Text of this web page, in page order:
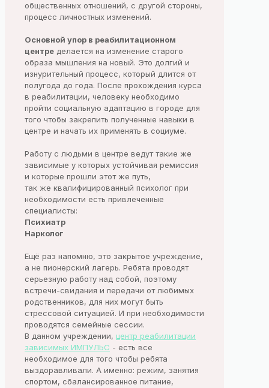
общественных отношений, с другой стороны,
процесс личностных изменений.
Основной упор в реабилитационном
центре делается на изменение старого
образа мышления на новый. Это долгий и
изнурительный процесс, который длится от
полугода до года. После прохождения курса
в реабилитации, человеку необходимо
пройти социальную адаптацию в городе для
того чтобы закрепить полученные навыки в
центре и начать их применять в социуме.
Работу с людьми в центре ведут такие же
зависимые у которых устойчивая ремиссия
и которые прошли этот же путь,
так же квалифицированный психолог при
необходимости есть привлеченные
специалисты:
Психиатр
Нарколог
Ещё раз напомню, это закрытое учреждение,
а не пионерский лагерь. Ребята проводят
серьезную работу над собой, поэтому
встречи-свидания и передачи от любимых
родственников, для них могут быть
стрессовой ситуацией. И при необходимости
проводятся семейные сессии.
В данном учреждении, центр реабилитации
зависимых ИМПУЛЬС - есть все
необходимое для того чтобы ребята
выздоравливали. А именно: режим, занятия
спортом, сбалансированное питание,